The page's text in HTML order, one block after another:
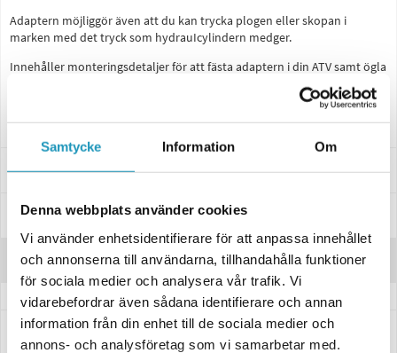
Samtycke Information Om
Denna webbplats använder cookies
Vi använder enhetsidentifierare för att anpassa innehållet
och annonserna till användarna, tillhandahålla funktioner
för sociala medier och analysera vår trafik. Vi
vidarebefordrar även sådana identifierare och annan
information från din enhet till de sociala medier och
annons- och analysföretag som vi samarbetar med.
Adaptern möjliggör även att du kan trycka plogen eller skopan i
marken med det tryck som hydrauIcylindern medger.
Innehåller monteringsdetaljer för att fästa adaptern i din ATV samt ögla
Passar dessa modeller
Specifikationer
Recensioner
Frågor och svar